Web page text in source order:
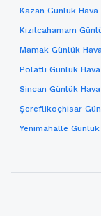
Kazan Günlük Hava
Kızılcahamam
Mamak Günlük
Polatlı Günlük
Sincan Günlük
Şereflikoçhisar
Yenimahalle